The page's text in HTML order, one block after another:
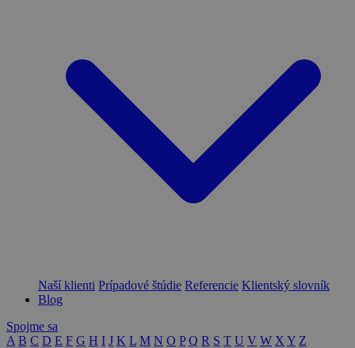
Naší klienti Prípadové štúdie Referencie Klientský slovník
Blog
Spojme sa
A B C D E F G H I J K L M N O P Q R S T U V W X Y Z